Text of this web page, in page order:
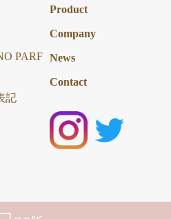
PARF
記
Product
Company
News
Contact